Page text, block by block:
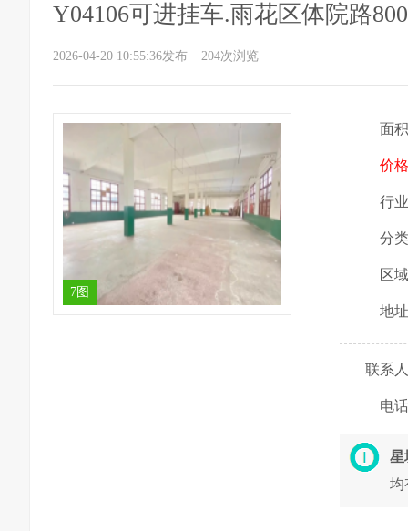
Y04106可进挂车.雨花区体院路
2026-04-20 10:55:36发布 204次浏览
7图
面
价
行
分
区
地
联系
电
星
均